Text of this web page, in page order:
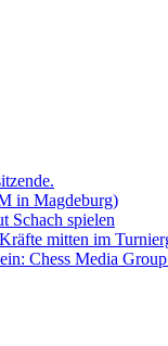
in Magdeburg)
Schach spielen
mitten im
Chess Media